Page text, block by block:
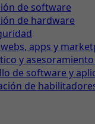
de software
de hardware
apps y
y
de software y
de